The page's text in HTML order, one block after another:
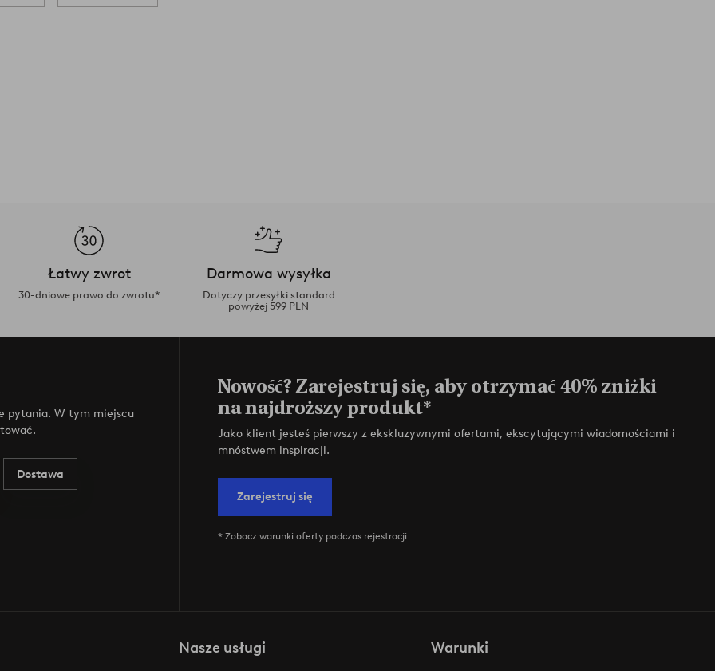
Łatwy zwrot
30-dniowe prawo do zwrotu*
Darmowa wysyłka
Dotyczy przesyłki standard
powyżej 599 PLN
pytania. W tym miejscu
Dostawa
Nowość? Zarejestruj się, aby otrzymać 40% zniżki
na najdroższy produkt*
Jako klient jesteś pierwszy z ekskluzywnymi ofertami, ekscytującymi wiadomościami i
mnóstwem inspiracji.
Zarejestruj się
* Zobacz warunki oferty podczas rejestracji
Nasze usługi Warunki